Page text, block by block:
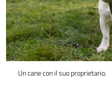
Un cane con il suo proprietario.